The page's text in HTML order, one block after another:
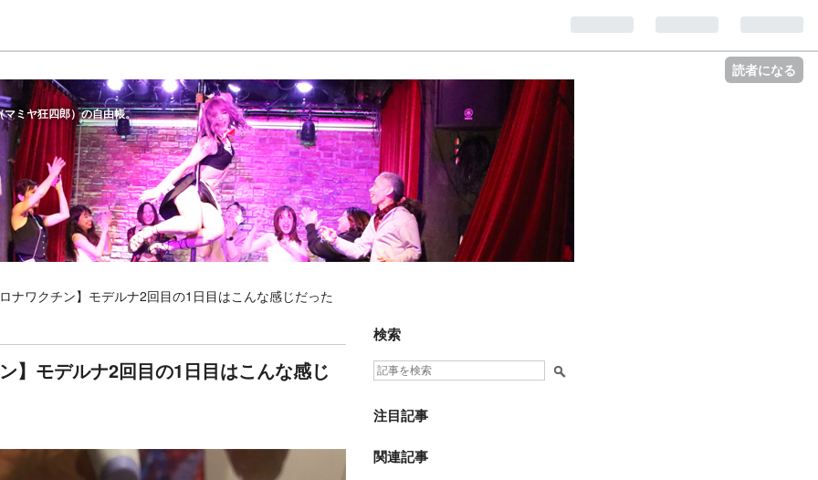
読者になる
マミヤ狂四郎）の自由帳。
ナワクチン】モデルナ2回目の1日目はこんな感じだった
】モデルナ2回目の1日目はこんな感じ
検索
注目記事
関連記事